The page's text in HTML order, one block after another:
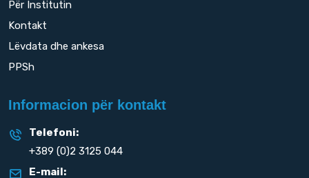
Për Institutin
Kontakt
Lëvdata dhe ankesa
PPSh
Informacion për kontakt
Telefoni:
+389 (0)2 3125 044
E-mail: